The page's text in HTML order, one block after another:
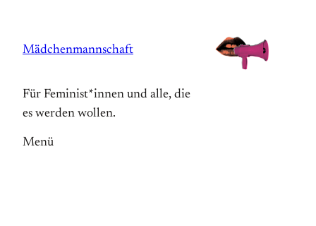
springen
Mädchenmannschaft
Für Feminist*innen und alle, die
es werden wollen.
Menü